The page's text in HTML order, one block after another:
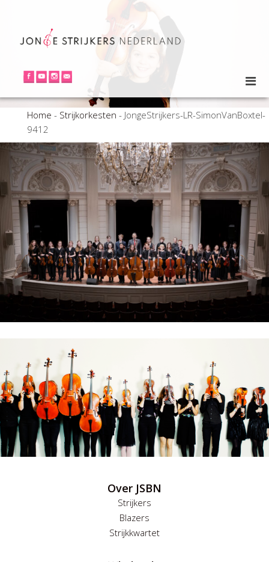
Home - Strijkorkesten - JongeStrijkers-LR-SimonVanBoxtel-
9412
Over JSBN
Strijkers
Blazers
Strijkkwartet